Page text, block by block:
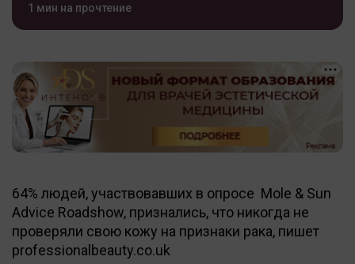
1 мин на прочтение
64% людей, участвовавших в опросе Mole & Sun
Advice Roadshow, признались, что никогда не
проверяли свою кожу на признаки рака, пишет
professionalbeauty.co.uk